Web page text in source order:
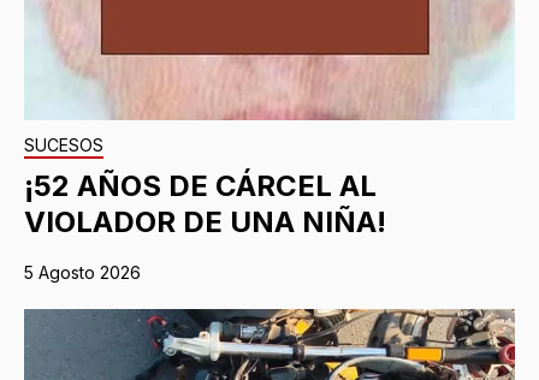
SUCESOS
¡52 AÑOS DE CÁRCEL AL
VIOLADOR DE UNA NIÑA!
5 Agosto 2026